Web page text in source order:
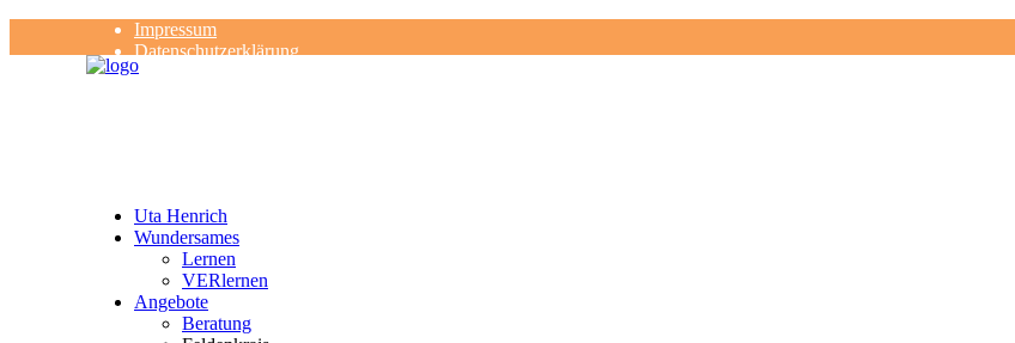
Impressum
Datenschutzerklärung
Kontakt
Uta Henrich
Wundersames
Lernen
VERlernen
Angebote
Beratung